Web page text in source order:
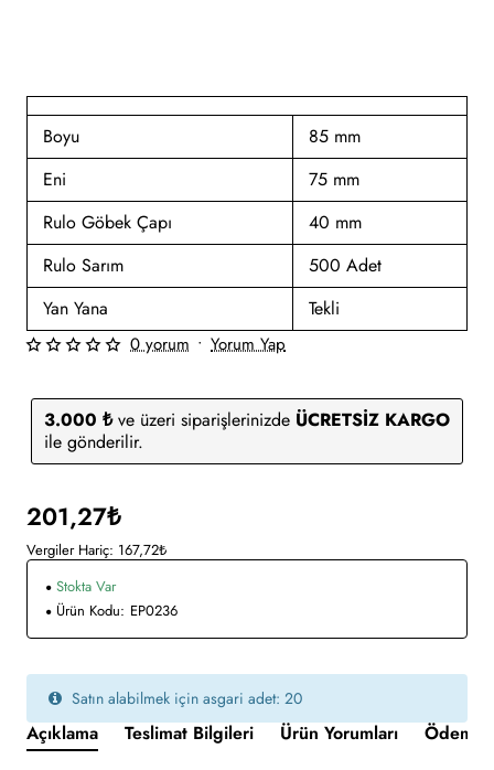
Boyu
85 mm
Eni
75 mm
Rulo Göbek Çapı
40 mm
Rulo Sarım
500 Adet
Yan Yana
Tekli
3.000 ₺ve üzeri siparişlerinizde ÜCRETSİZ KARGO
ile gönderilir.
0 yorum • Yorum Yap
201,27₺
Vergiler Hariç: 167,72₺
Stokta Var
Ürün Kodu: EP0236
Satın alabilmek için asgari adet: 20
Açıklama Teslimat Bilgileri Ürün Yorumları Ödeme